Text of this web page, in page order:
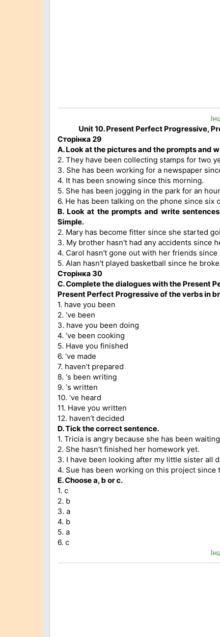
Unit 10. Present Perfect Progressive,
Сторінка 29
A. Look at the pictures and the prompts and
2. They have been collecting stamps for two
3. She has been working for a newspaper
4. It has been snowing since this morning.
5. She has been jogging in the park for an
6. He has been talking on the phone since six
B. Look at the prompts and write
Simple.
2. Mary has become fitter since she started
3. My brother hasn't had any accidents since
4. Carol hasn't gone out with her friends
5. Alan hasn't played basketball since he
Сторінка 30
C. Complete the dialogues with the Present
Present Perfect Progressive of the verbs in
1. have you been
2. ‘ve been
3. have you been doing
4. ‘ve been cooking
5. Have you finished
6. ‘ve made
7. haven’t prepared
8. ‘s been writing
9. ‘s written
10. ‘ve heard
11. Have you written
12. haven’t decided
D. Tick the correct sentence.
1. Tricia is angry because she has been
2. She hasn't finished her homework yet.
3. I have been looking after my little sister all
4. Sue has been working on this project since
E. Choose a, b or c.
1. c
2. b
3. a
4. b
5. a
6. c